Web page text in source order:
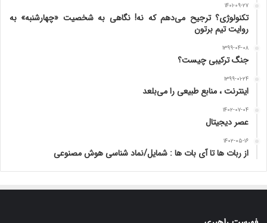
۱۴۰۱-۰۹-۲۷
تکنولوژی؟ ترجیح می‌دهم که نه! نگاهی به شخصیت «چهارشنبه» به
روایت تیم برتون
۱۳۹۹-۰۴-۰۸
جنگ ترکیبی چیست؟
۱۳۹۹-۰۱-۲۴
اینترنت ، منابع طبیعی را می‌بلعد
۱۴۰۲-۰۷-۰۴
عصر دیجیتال
۱۴۰۲-۰۵-۱۶
از ربات ها تا آی بات ها : شمایل/نماد شناسی هوش مصنوعی